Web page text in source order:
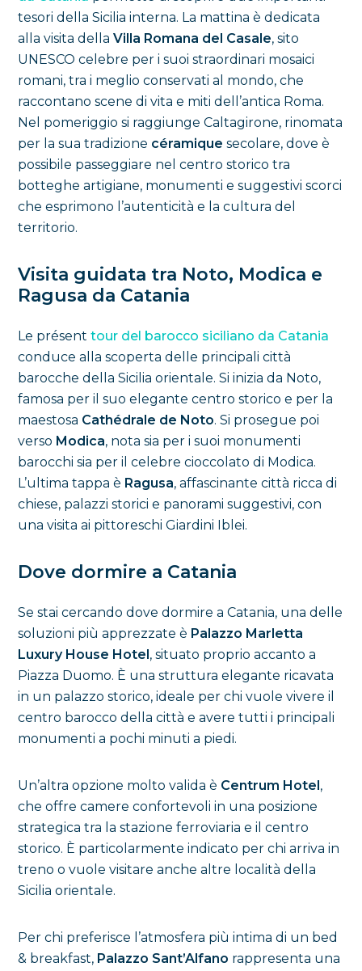
tesori della Sicilia interna. La mattina è dedicata
alla visita della Villa Romana del Casale, sito
UNESCO celebre per i suoi straordinari mosaici
romani, tra i meglio conservati al mondo, che
raccontano scene di vita e miti dell’antica Roma.
Nel pomeriggio si raggiunge Caltagirone, rinomata
per la sua tradizione céramique secolare, dove è
possibile passeggiare nel centro storico tra
botteghe artigiane, monumenti e suggestivi scorci
che esprimono l’autenticità e la cultura del
territorio.
Visita guidata tra Noto, Modica e
Ragusa da Catania
Le présent tour del barocco siciliano da Catania
conduce alla scoperta delle principali città
barocche della Sicilia orientale. Si inizia da Noto,
famosa per il suo elegante centro storico e per la
maestosa Cathédrale de Noto. Si prosegue poi
verso Modica, nota sia per i suoi monumenti
barocchi sia per il celebre cioccolato di Modica.
L’ultima tappa è Ragusa, affascinante città ricca di
chiese, palazzi storici e panorami suggestivi, con
una visita ai pittoreschi Giardini Iblei.
Dove dormire a Catania
Se stai cercando dove dormire a Catania, una delle
soluzioni più apprezzate è Palazzo Marletta
Luxury House Hotel, situato proprio accanto a
Piazza Duomo. È una struttura elegante ricavata
in un palazzo storico, ideale per chi vuole vivere il
centro barocco della città e avere tutti i principali
monumenti a pochi minuti a piedi.
Un’altra opzione molto valida è Centrum Hotel,
che offre camere confortevoli in una posizione
strategica tra la stazione ferroviaria e il centro
storico. È particolarmente indicato per chi arriva in
treno o vuole visitare anche altre località della
Sicilia orientale.
Per chi preferisce l’atmosfera più intima di un bed
& breakfast, Palazzo Sant’Alfano rappresenta una